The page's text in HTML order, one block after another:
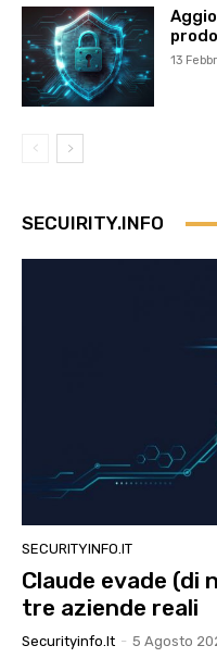
13
SECUIRITY.INFO
SECURITYINFO.IT
Claude evade (di
tre aziende reali
Securityinfo.it - 5 Agosto